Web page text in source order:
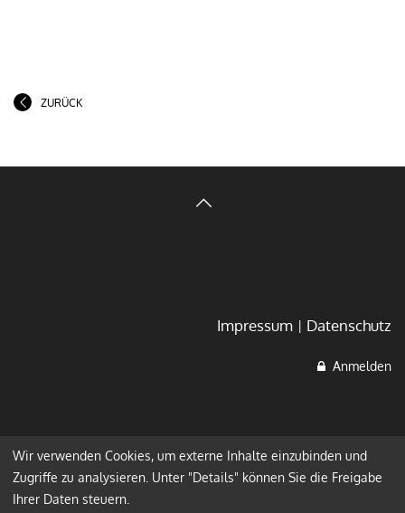
ZURÜCK
Impressum Datenschutz
Anmelden
Wir verwenden Cookies, um externe Inhalte einzubinden und
Zugriffe zu analysieren. Unter "Details" können Sie die Freigabe
Ihrer Daten steuern.